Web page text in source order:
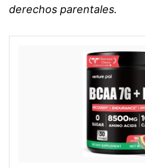
derechos parentales.